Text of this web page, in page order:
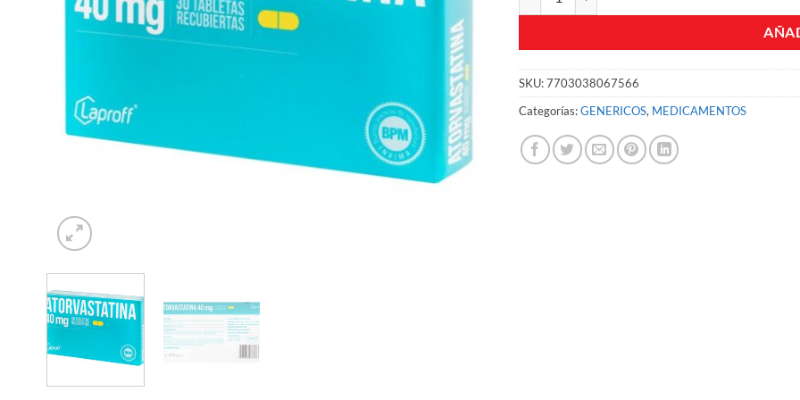
SKU:7703038067566
Categorías:GENERICOS, MEDICAMENTOS